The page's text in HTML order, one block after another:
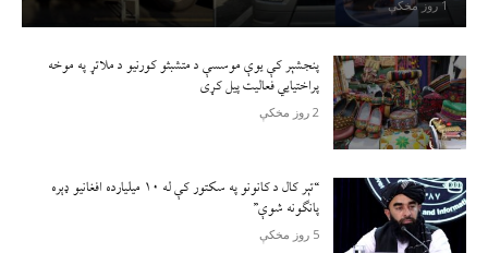
1 روز مخکې
پنجشېر کې یوې موسسې د متشبثو کورنیو د ملاتړ په موخه
پراختیايي فعالیت پیل کړی
2 روز مخکې
“تېر کال د کانونو په سکتور کې له ۱۰ میلیارده افغانیو ډېره
پانګونه شوې”
5 روز مخکې